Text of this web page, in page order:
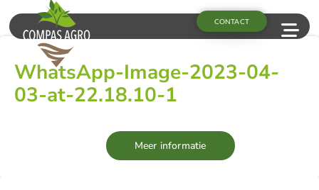
CONTACT
WhatsApp-Image-2023-04-
03-at-22.18.10-1
Meer informatie